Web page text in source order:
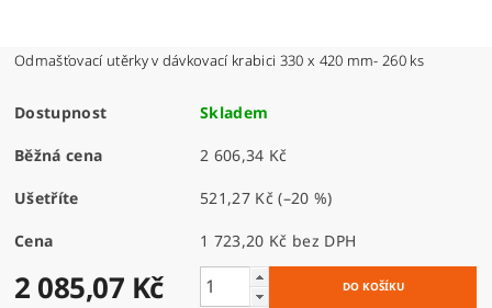
Odmašťovací utěrky v dávkovací krabici 330 x 420 mm- 260 ks
Dostupnost Skladem
Běžná cena 2 606,34 Kč
Ušetříte 521,27 Kč(–20 %)
Cena 1 723,20 Kč bez DPH
2 085,07 Kč